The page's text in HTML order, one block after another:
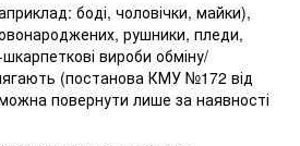
боді, чоловічки, майки),
рушники, пледи,
вироби обміну/
(постанова КМУ №172 від
повернути лише за наявності